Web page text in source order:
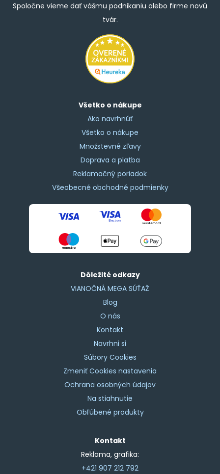
Spoločne vieme dať vášmu podnikaniu alebo firme novú
tvár.
Všetko o nákupe
Ako navrhnúť
Všetko o nákupe
Množstevné zľavy
Doprava a platba
Reklamačný poriadok
Všeobecné obchodné podmienky
Dôležité odkazy
VIANOČNÁ MEGA SÚŤAŽ
Blog
O nás
Kontakt
Navrhni si
Súbory Cookies
Zmeniť Cookies nastavenia
Ochrana osobných údajov
Na stiahnutie
Obľúbené produkty
Kontakt
Reklama, grafika:
+421 907 212 792